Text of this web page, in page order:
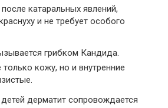
катаральных явлений,
и не требует особого
грибком Кандида.
кожу, но и внутренние
дерматит сопровождается